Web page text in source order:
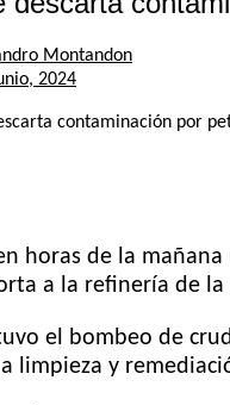
Montandon
2024
horas de la
a la refinería de la
el bombeo de
limpieza y